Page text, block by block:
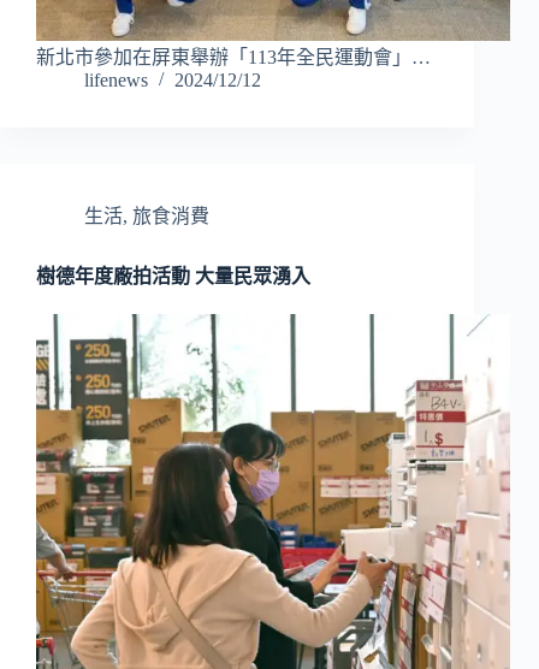
新北市參加在屏東舉辦「113年全民運動會」…
lifenews
2024/12/12
生活, 旅食消費
樹德年度廠拍活動 大量民眾湧入